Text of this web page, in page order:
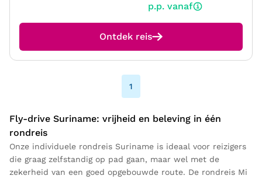
p.p. vanaf
Ontdek reis
1
Fly-drive Suriname: vrijheid en beleving in één
rondreis
Onze individuele rondreis Suriname is ideaal voor reizigers
die graag zelfstandig op pad gaan, maar wel met de
zekerheid van een goed opgebouwde route. De rondreis Mi